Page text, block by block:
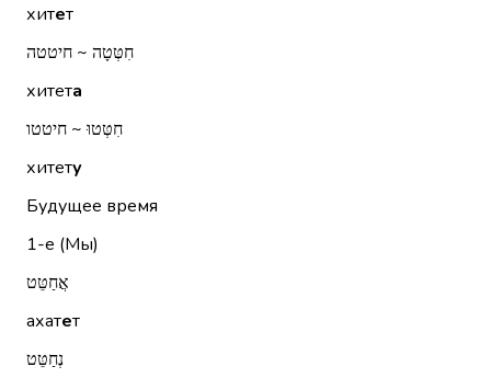
хитет
חִטְּטָה ~ חיטטה
хитета
חִטְּטוּ ~ חיטטו
хитету
Будущее время
1-е (Мы)
אֲחַטֵּט
ахатет
נְחַטֵּט